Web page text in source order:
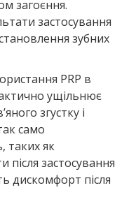
загоєння.
застосування
зубних
PRP в
ущільнює
згустку і
само
таких як
після застосування
дискомфорт після